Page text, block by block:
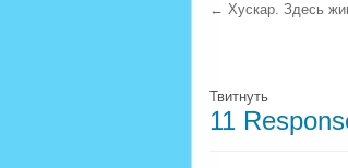
← Хускар. Здесь
Твитнуть
11